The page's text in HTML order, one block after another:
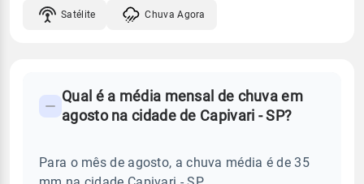
Satélite Chuva Agora
Perguntas
sobre
Qual é a média mensal de chuva em
agosto na cidade de Capivari - SP?
Para o mês de agosto, a chuva média é de 35